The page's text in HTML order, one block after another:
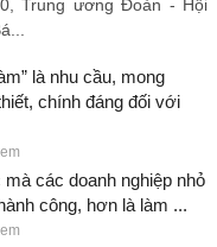
Trung ương Đoàn - Hội
là nhu cầu, mong
chính đáng đối với
các doanh nghiệp nhỏ
công, hơn là làm ...